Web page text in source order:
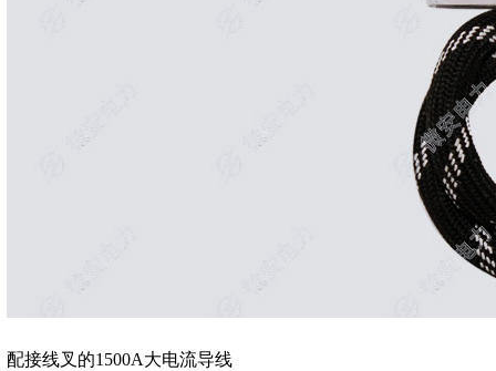
配接线叉的1500A大电流导线